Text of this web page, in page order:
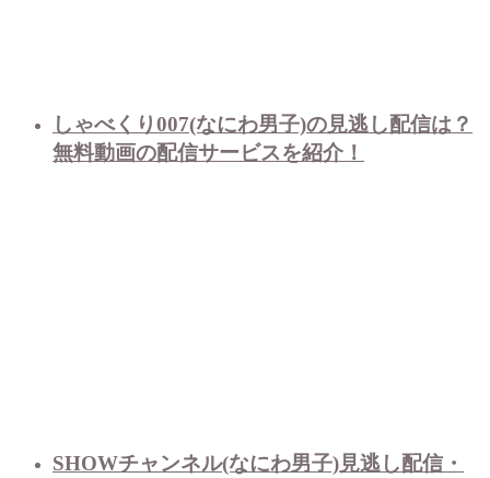
しゃべくり007(なにわ男子)の見逃し配信は？
無料動画の配信サービスを紹介！
SHOWチャンネル(なにわ男子)見逃し配信・